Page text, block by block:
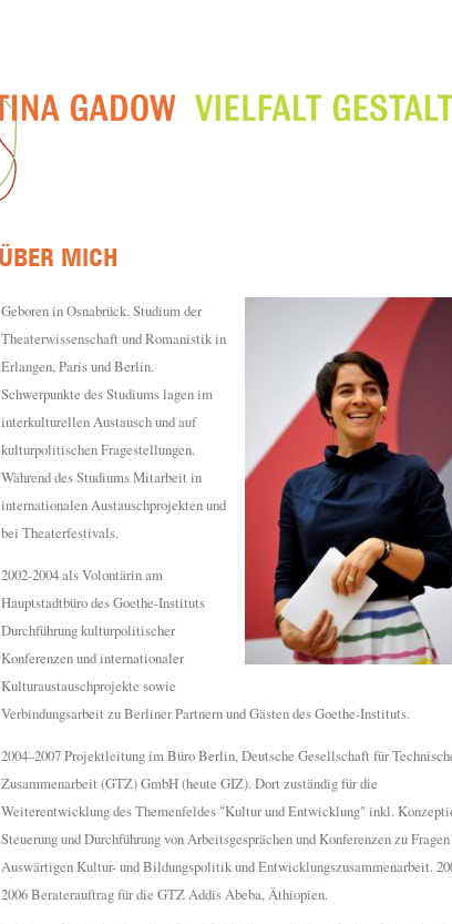
Geboren in Osnabrück.Studium der
Theaterwissenschaft und Romanistik in
Erlangen, Paris und Berlin.
Schwerpunkte des Studiums lagen im
interkulturellen Austausch und auf
kulturpolitischen Fragestellungen.
Während des Studiums Mitarbeit in
internationalen Austauschprojekten und
bei Theaterfestivals.
2002-2004 als Volontärin am
Hauptstadtbüro des Goethe-Instituts
Durchführung kulturpolitischer
Konferenzen und internationaler
Kulturaustauschprojekte sowie
Verbindungsarbeit zu Berliner Partnern und Gästen des Goethe-Instituts.
2004–2007 Projektleitung im Büro Berlin, Deutsche Gesellschaft für
Zusammenarbeit (GTZ) GmbH (heute GIZ). Dort zuständig für die
Weiterentwicklung des Themenfeldes "Kultur und Entwicklung" inkl.
Steuerung und Durchführung von Arbeitsgesprächen und Konferenzen zu
Auswärtigen Kultur- und Bildungspolitik und Entwicklungszusammenarbeit.
2006 Beraterauftrag für die GTZ Addis Abeba, Äthiopien.